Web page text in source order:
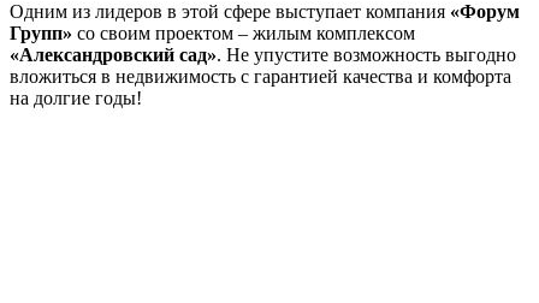
Одним из лидеров в этой сфере выступает компания «Форум
Групп» со своим проектом – жилым комплексом
«Александровский сад». Не упустите возможность выгодно
вложиться в недвижимость с гарантией качества и комфорта
на долгие годы!